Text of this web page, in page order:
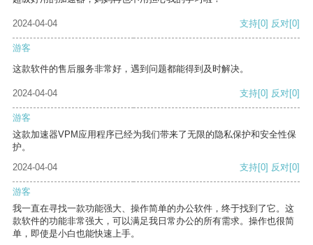
2024-04-04 支持[0] 反对[0]
游客
这款软件的售后服务非常好，遇到问题都能得到及时解决。
2024-04-04 支持[0] 反对[0]
游客
这款加速器VPM应用程序已经为我们带来了无限的隐私保护和安全性保
护。
2024-04-04
支持[0] 反对[0]
游客
我一直在寻找一款功能强大、操作简单的办公软件，终于找到了它。这
款软件的功能非常强大，可以满足我日常办公的所有需求。操作也很简
单，即使是小白也能快速上手。